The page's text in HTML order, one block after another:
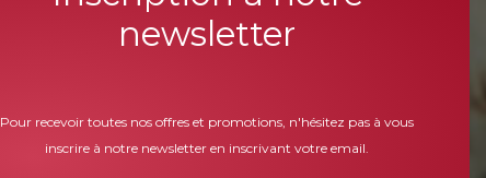
newsletter
Pour recevoir toutes nos offres et promotions, n'hésitez pas à vous
inscrire à notre newsletter en inscrivant votre email.